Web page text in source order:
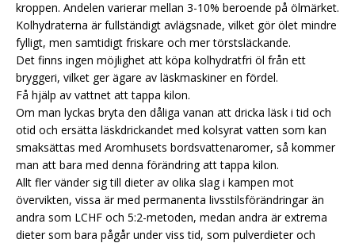
kroppen. Andelen varierar mellan 3-10% beroende på ölmärket.
Kolhydraterna är fullständigt avlägsnade, vilket gör ölet mindre
fylligt, men samtidigt friskare och mer törstsläckande.
Det finns ingen möjlighet att köpa kolhydratfri öl från ett
bryggeri, vilket ger ägare av läskmaskiner en fördel.
Få hjälp av vattnet att tappa kilon.
Om man lyckas bryta den dåliga vanan att dricka läsk i tid och
otid och ersätta läskdrickandet med kolsyrat vatten som kan
smaksättas med Aromhusets bordsvattenaromer, så kommer
man att bara med denna förändring att tappa kilon.
Allt fler vänder sig till dieter av olika slag i kampen mot
övervikten, vissa är med permanenta livsstilsförändringar än
andra som LCHF och 5:2-metoden, medan andra är extrema
dieter som bara pågår under viss tid, som pulverdieter och